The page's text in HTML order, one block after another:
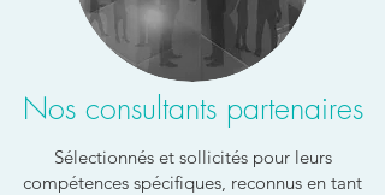
Nos consultants partenaires
Sélectionnés et sollicités pour leurs
compétences spécifiques, reconnus en tant